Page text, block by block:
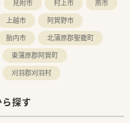
見附市 村上市
燕市
上越市
阿賀野市
胎内市
北蒲原郡聖籠町
東蒲原郡阿賀町
刈羽郡刈羽村
探す